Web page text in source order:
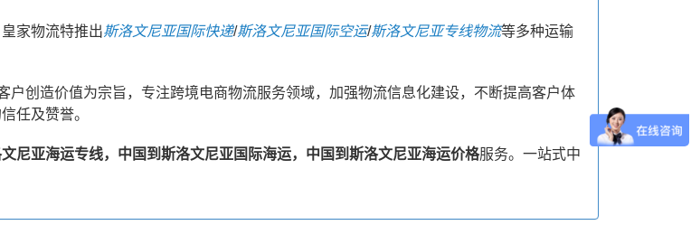
家物流特推出斯洛文尼亚国际快递/斯洛文尼亚国际空运/斯洛文尼亚专线物流等多种运输
户创造价值为宗旨，专注跨境电商物流服务领域，加强物流信息化建设，不断提高客户体
任及赞誉。
尼亚海运专线，中国到斯洛文尼亚国际海运，中国到斯洛文尼亚海运价格服务。一站式中